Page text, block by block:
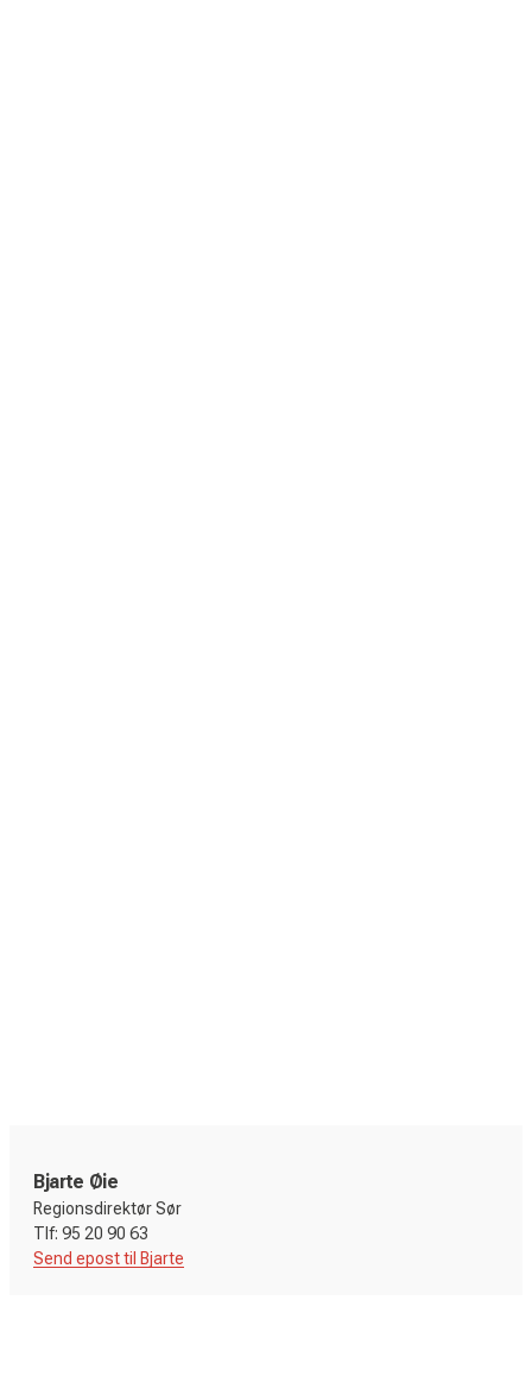
Bjarte Øie
Regionsdirektør Sør
Send epost til Bjarte